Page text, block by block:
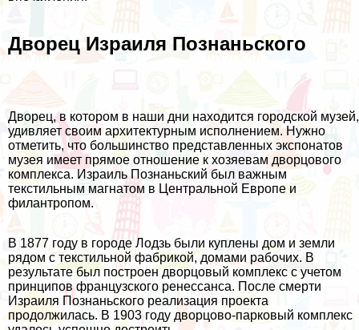
Дворец Израиля Познаньского
Дворец, в котором в наши дни находится городской музей,
удивляет своим архитектурным исполнением. Нужно
отметить, что большинство представленных экспонатов
музея имеет прямое отношение к хозяевам дворцового
комплекса. Израиль Познаньский был важным
текстильным магнатом в Центральной Европе и
филантропом.
В 1877 году в городе Лодзь были куплены дом и земли
рядом с текстильной фабрикой, домами рабочих. В
результате был построен дворцовый комплекс с учетом
принципов французского ренессанса. После смерти
Израиля Познаньского реализация проекта
продолжилась. В 1903 году дворцово-парковый комплекс